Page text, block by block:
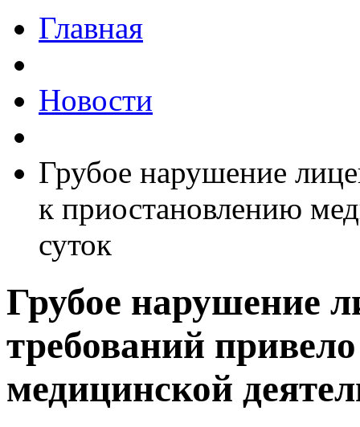
Главная
Новости
Грубое нарушение
к приостановлению
суток
Грубое нарушение
требований
медицинской